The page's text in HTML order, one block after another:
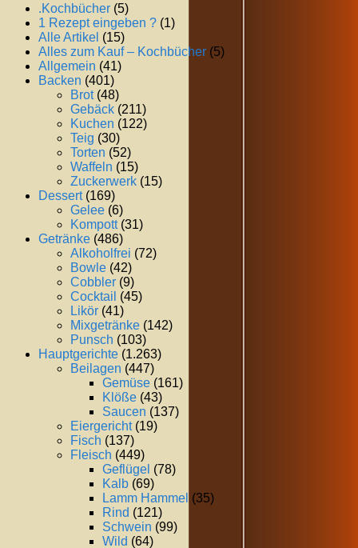
.Kochbücher (5)
1 Rezept eingeben ? (1)
Alle Artikel (15)
Alles zum Kauf – Kochbücher (5)
Allgemein (41)
Backen (401)
Brot(48)
Gebäck (211)
Kuchen (122)
Teig (30)
Torten (52)
Waffeln (15)
Zuckerwerk (15)
Dessert(169)
Gelee (6)
Kompott(31)
Getränke (486)
Alkoholfrei (72)
Bowle (42)
Cobbler (9)
Cocktail (45)
Likör (41)
Mixgetränke (142)
Punsch (103)
Hauptgerichte (1.263)
Beilagen (447)
Gemüse (161)
Klöße (43)
Saucen (137)
Eiergericht(19)
Fisch (137)
Fleisch (449)
Geflügel (78)
Kalb (69)
Lamm Hammel (35)
Rind (121)
Schwein (99)
Wild (64)